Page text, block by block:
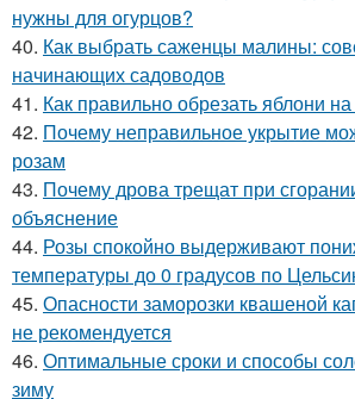
нужны для огурцов?
40. Как выбрать саженцы малины:
начинающих садоводов
41. Как правильно обрезать яблони
42. Почему неправильное укрытие
розам
43. Почему дрова трещат при
объяснение
44. Розы спокойно выдерживают
температуры до 0 градусов по
45. Опасности заморозки квашеной
не рекомендуется
46. Оптимальные сроки и способы
зиму